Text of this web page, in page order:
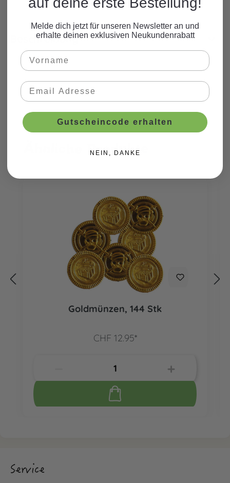
Beschreibung
Ähnliche Produkte
Goldmünzen, 144 Stk
CHF 12.95*
Service
Melde dich jetzt für unseren Newsletter an und
erhalte deinen exklusiven Neukundenrabatt
Gutscheincode erhalten
NEIN, DANKE